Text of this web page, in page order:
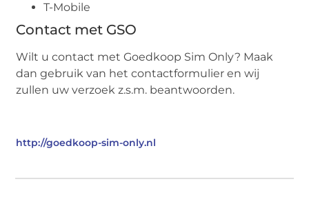
T-Mobile
Contact met GSO
Wilt u contact met Goedkoop Sim Only? Maak
dan gebruik van het contactformulier en wij
zullen uw verzoek z.s.m. beantwoorden.
http://goedkoop-sim-only.nl